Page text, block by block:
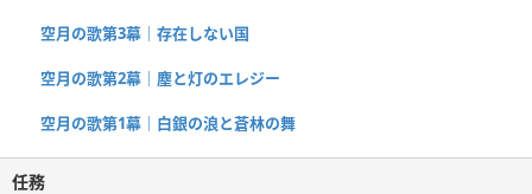
空月の歌第3幕｜存在しない国
空月の歌第2幕｜塵と灯のエレジー
空月の歌第1幕｜白銀の浪と蒼林の舞
任務